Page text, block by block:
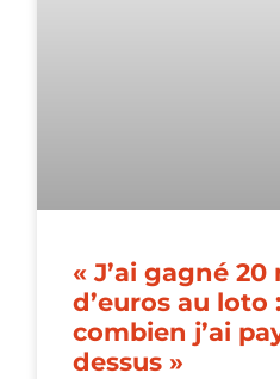
« J’ai gagné
d’euros au loto
combien j’ai
dessus »